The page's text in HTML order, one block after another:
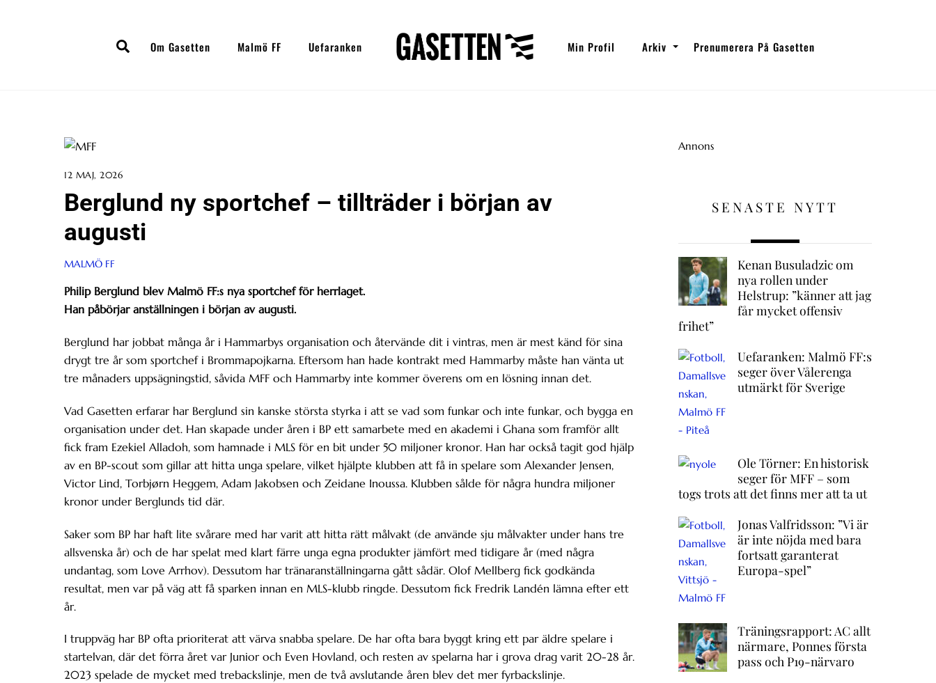
SearchOm Gasetten Malmö FF Uefaranken Min Profil Arkiv Prenumerera På Gasetten
12 MAJ, 2026
Berglund ny sportchef – tillträder i början av
augusti
MALMÖ FF
Philip Berglund blev Malmö FF:s nya sportchef för herrlaget.
Han påbörjar anställningen i början av augusti.
Berglund har jobbat många år i Hammarbys organisation och återvände dit i vintras, men är mest känd för sina
drygt tre år som sportchef i Brommapojkarna. Eftersom han hade kontrakt med Hammarby måste han vänta ut
tre månaders uppsägningstid, såvida MFF och Hammarby inte kommer överens om en lösning innan det.
Vad Gasetten erfarar har Berglund sin kanske största styrka i att se vad som funkar och inte funkar, och bygga en
organisation under det. Han skapade under åren i BP ett samarbete med en akademi i Ghana som framför allt
fick fram Ezekiel Alladoh, som hamnade i MLS för en bit under 50 miljoner kronor. Han har också tagit god hjälp
av en BP-scout som gillar att hitta unga spelare, vilket hjälpte klubben att få in spelare som Alexander Jensen,
Victor Lind, Torbjørn Heggem, Adam Jakobsen och Zeidane Inoussa. Klubben sålde för några hundra miljoner
kronor under Berglunds tid där.
Saker som BP har haft lite svårare med har varit att hitta rätt målvakt (de använde sju målvakter under hans tre
allsvenska år) och de har spelat med klart färre unga egna produkter jämfört med tidigare år (med några
undantag, som Love Arrhov). Dessutom har tränaranställningarna gått sådär. Olof Mellberg fick godkända
resultat, men var på väg att få sparken innan en MLS-klubb ringde. Dessutom fick Fredrik Landén lämna efter ett
år.
I truppväg har BP ofta prioriterat att värva snabba spelare. De har ofta bara byggt kring ett par äldre spelare i
startelvan, där det förra året var Junior och Even Hovland, och resten av spelarna har i grova drag varit 20-28 år.
2023 spelade de mycket med trebackslinje, men de två avslutande åren blev det mer fyrbackslinje.
Annons
SENASTE NYTT
Kenan Busuladzic om
nya rollen under
Helstrup: ”känner att jag
får mycket offensiv
frihet”
Uefaranken: Malmö FF:s
seger över Vålerenga
utmärkt för Sverige
Ole Törner: En historisk
seger för MFF – som
togs trots att det finns mer att ta ut
Jonas Valfridsson: ”Vi är
är inte nöjda med bara
fortsatt garanterat
Europa-spel”
Träningsrapport: AC allt
närmare, Ponnes första
pass och P19-närvaro